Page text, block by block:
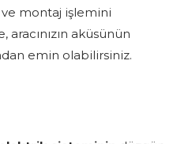
ve montaj işlemini
aküsünün
emin olabilirsiniz.